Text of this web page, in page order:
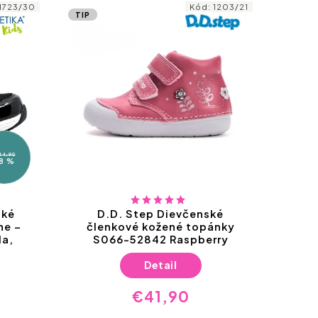
%
–
30
TIP
D.D. Step Dievčenské
členkové kožené topánky
S066-52842 Raspberry
€41,90
Detail
Kód: 1203/21